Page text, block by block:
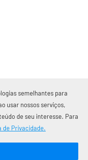
RS
semelhantes para
usar nossos serviços,
de seu interesse. Para
de Privacidade.